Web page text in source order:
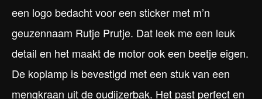
een logo bedacht voor een sticker met m’n
geuzennaam Rutje Prutje. Dat leek me een leuk
detail en het maakt de motor ook een beetje eigen.
De koplamp is bevestigd met een stuk van een
mengkraan uit de oudijzerbak. Het past perfect en